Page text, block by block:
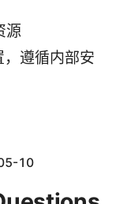
源
遵循内部安
10